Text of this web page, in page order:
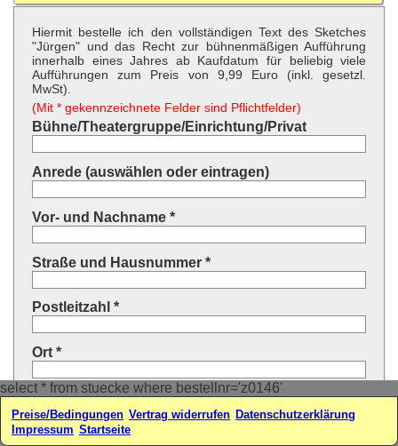
select * from stuecke where bestellnr='z0146'
Hiermit bestelle ich den vollständigen Text des Sketches
"Jürgen" und das Recht zur bühnenmäßigen Aufführung
innerhalb eines Jahres ab Kaufdatum für beliebig viele
Aufführungen zum Preis von 9,99 Euro (inkl. gesetzl.
MwSt).
(Mit * gekennzeichnete Felder sind Pflichtfelder)
Bühne/Theatergruppe/Einrichtung/Privat
Anrede (auswählen oder eintragen)
Vor- und Nachname *
Straße und Hausnummer *
Postleitzahl *
Ort *
Land * (auswählen oder eintragen)
Ihre E-Mail-Adresse*
Preise/Bedingungen Vertrag widerrufen Datenschutzerklärung
Impressum Startseite